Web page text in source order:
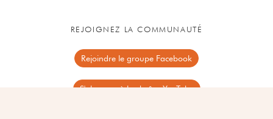
REJOIGNEZ LA COMMUNAUTÉ
Rejoindre le groupe Facebook
S'abonner à la chaîne YouTube